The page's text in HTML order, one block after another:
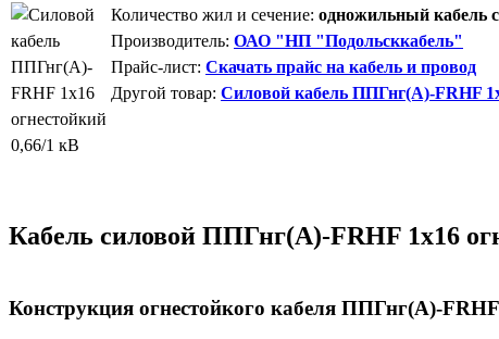
Количество жил и сечение: одножильный кабель
Производитель: ОАО "НП "Подольсккабель"
Прайс-лист: Скачать прайс на кабель и провод
Другой товар: Силовой кабель ППГнг(А)-FRHF
Кабель силовой ППГнг(А)-FRHF 1х16
Конструкция огнестойкого кабеля ППГнг(А)-FRHF